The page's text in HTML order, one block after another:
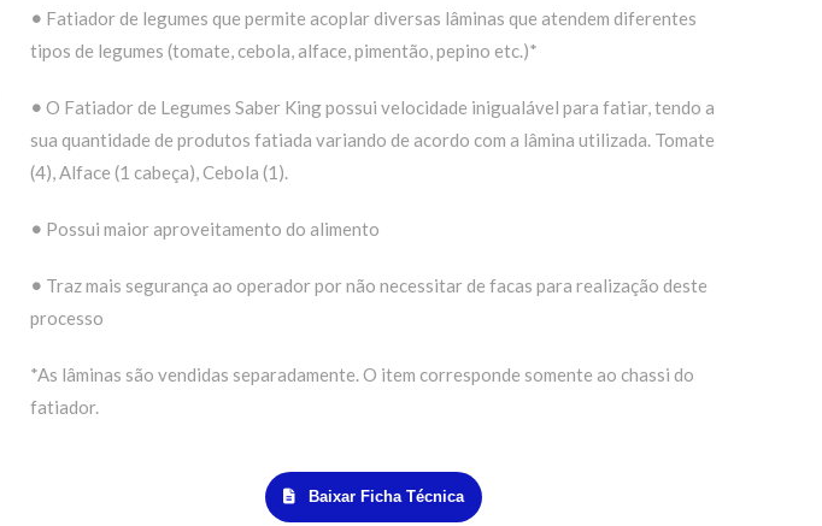
• Fatiador de legumes que permite acoplar diversas lâminas que atendem diferentes
tipos de legumes (tomate, cebola, alface, pimentão, pepino etc.)*
• O Fatiador de Legumes Saber King possui velocidade inigualável para fatiar, tendo a
sua quantidade de produtos fatiada variando de acordo com a lâmina utilizada. Tomate
(4), Alface (1 cabeça), Cebola (1).
• Possui maior aproveitamento do alimento
• Traz mais segurança ao operador por não necessitar de facas para realização deste
processo
*As lâminas são vendidas separadamente. O item corresponde somente ao chassi do
fatiador.
Baixar Ficha Técnica